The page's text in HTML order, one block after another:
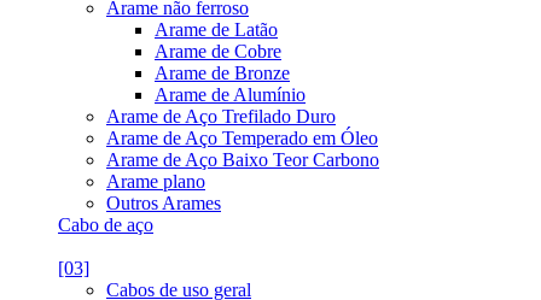
Arame não ferroso
Arame de Latão
Arame de Cobre
Arame de Bronze
Arame de Alumínio
Arame de Aço Trefilado Duro
Arame de Aço Temperado em Óleo
Arame de Aço Baixo Teor Carbono
Arame plano
Outros Arames
Cabo de aço
[03]
Cabos de uso geral